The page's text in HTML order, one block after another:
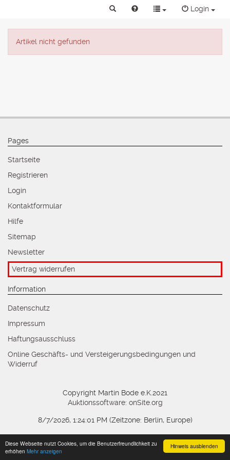
Hinweis ausblenden
Diese Webseite nutzt Cookies, um die Benutzerfreundlichkeit zu
erhöhen Mehr anzeigen
Login
Artikel nicht gefunden
Pages
Startseite
Registrieren
Login
Kontaktformular
Hilfe
Sitemap
Newsletter
Vertrag widerrufen
Information
Datenschutz
Impressum
Haftungsausschluss
Online Geschäfts- und Versteigerungsbedingungen und
Widerruf
Copyright Martin Bode e.K.2021
Auktionssoftware: onSite.org
8/7/2026, 1:24:01 PM (Zeitzone: Berlin, Europe)